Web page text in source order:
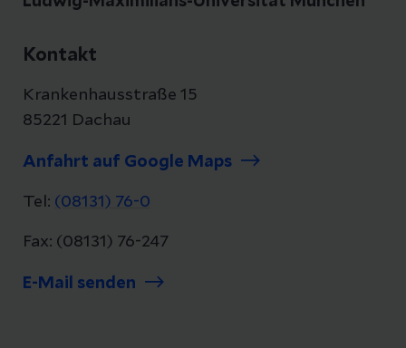
Kontakt
Krankenhausstraße 15
85221 Dachau
Anfahrt auf Google Maps
Tel: (08131) 76-0
Fax: (08131) 76-247
E-Mail senden